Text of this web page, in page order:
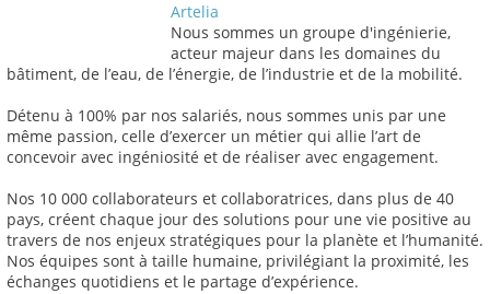
Artelia
Nous sommes un groupe d'ingénierie,
acteur majeur dans les domaines du
bâtiment, de l’eau, de l’énergie, de l’industrie et de la mobilité.
Détenu à 100% par nos salariés, nous sommes unis par une
même passion, celle d’exercer un métier qui allie l’art de
concevoir avec ingéniosité et de réaliser avec engagement.
Nos 10 000 collaborateurs et collaboratrices, dans plus de 40
pays, créent chaque jour des solutions pour une vie positive au
travers de nos enjeux stratégiques pour la planète et l’humanité.
Nos équipes sont à taille humaine, privilégiant la proximité, les
échanges quotidiens et le partage d’expérience.